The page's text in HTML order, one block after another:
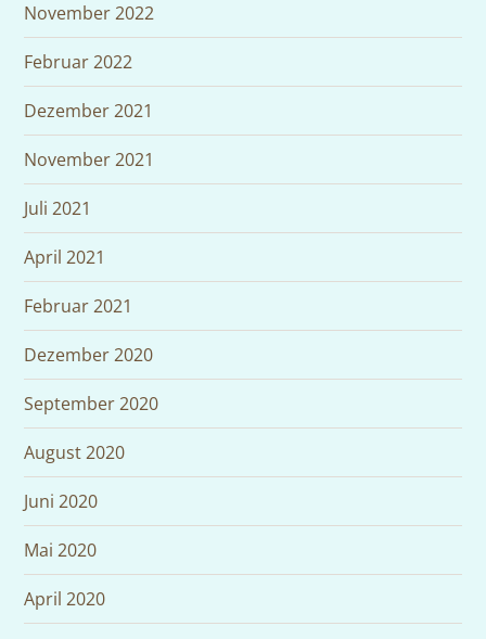
November 2022
Februar 2022
Dezember 2021
November 2021
Juli 2021
April 2021
Februar 2021
Dezember 2020
September 2020
August 2020
Juni 2020
Mai 2020
April 2020